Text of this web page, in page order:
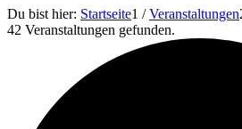
Du bist hier: Startseite1 / Veranstaltungen
42 Veranstaltungen gefunden.